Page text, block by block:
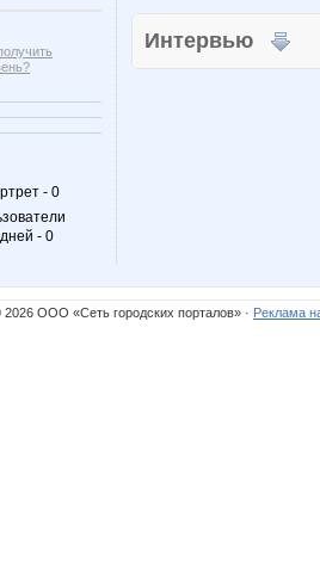
- 0
- 0
Интервью
2026 ООО «Сеть городских порталов» · Реклама